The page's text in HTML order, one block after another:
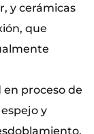
y cerámicas
que
proceso de
y